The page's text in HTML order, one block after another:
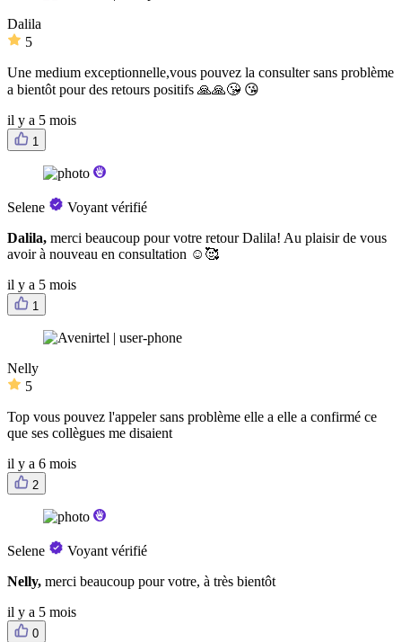
Dalila
5
Une medium exceptionnelle,vous pouvez la consulter sans problème
a bientôt pour des retours positifs 🙏🙏😘 😘
il y a 5 mois
1
Selene
Voyant vérifié
Dalila, merci beaucoup pour votre retour Dalila! Au plaisir de vous
avoir à nouveau en consultation ☺️🥰
il y a 5 mois
1
Nelly
5
Top vous pouvez l'appeler sans problème elle a elle a confirmé ce
que ses collègues me disaient
il y a 6 mois
2
Selene
Voyant vérifié
Nelly, merci beaucoup pour votre, à très bientôt
il y a 5 mois
0